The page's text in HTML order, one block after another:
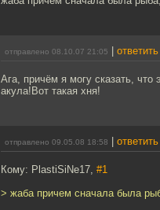
отправлено 08.10.07 21:05 ответить
Ага, причём я могу сказать,
акула!Вот такая хня!
отправлено 09.05.08 18:58 ответить
Кому: PlastiSiNe17, #1
> жаба причем сначала была